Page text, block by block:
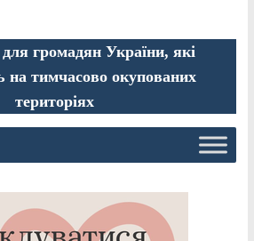
громадян України, які
тимчасово окупованих
територіях